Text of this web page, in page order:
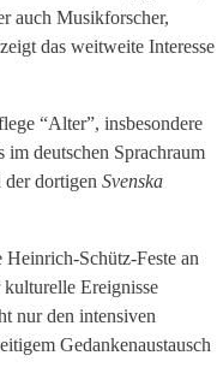
auch Musikforscher,
das weitweite Interesse
“Alter”, insbesondere
deutschen Sprachraum
der dortigen Svenska
Schütz-Feste an
Ereignisse
nur den intensiven
Gedankenaustausch